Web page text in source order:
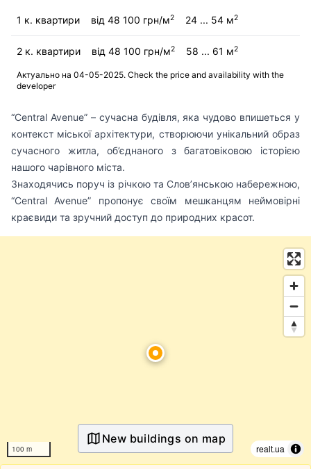
1 к. квартири від 48 100 грн/м2 24 ... 54 м2
2 к. квартири від 48 100 грн/м2 58 ... 61 м2
Актуально на 04-05-2025. Check the price and availability with the
developer
“Central Avenue” – сучасна будівля, яка чудово впишеться у
контекст міської архітектури, створюючи унікальний образ
сучасного житла, об’єднаного з багатовіковою історією
нашого чарівного міста.
Знаходячись поруч із річкою та Слов’янською набережною,
“Central Avenue” пропонує своїм мешканцям неймовірні
краєвиди та зручний доступ до природних красот.
100 m realt.ua
New buildings on map